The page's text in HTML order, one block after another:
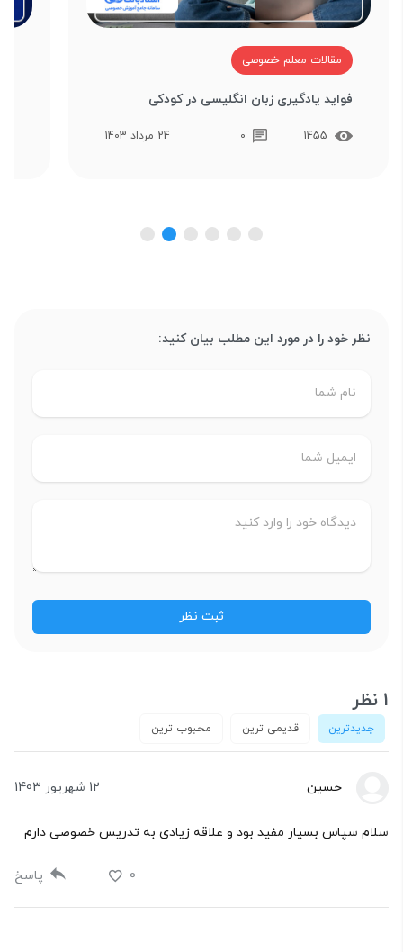
مقالات معلم خصوصی
فواید یادگیری زبان انگلیسی در کودکی
1455
0 24 مرداد 1403
نظر خود را در مورد این مطلب بیان کنید:
1 نظر
جدیدترین قدیمی ترین محبوب ترین
حسین 12 شهریور 1403
سلام سپاس بسیار مفید بود و علاقه زیادی به تدریس خصوصی دارم
0 پاسخ